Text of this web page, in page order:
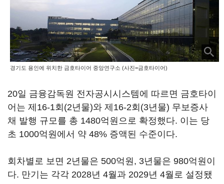
경기도 용인에 위치한 금호타이어 중앙연구소 (사진=금호타이어)
20일 금융감독원 전자공시시스템에 따르면 금호타이
어는 제16-1회(2년물)와 제16-2회(3년물) 무보증사
채 발행 규모를 총 1480억원으로 확정했다. 이는 당
초 1000억원에서 약 48% 증액된 수준이다.
회차별로 보면 2년물은 500억원, 3년물은 980억원이
다. 만기는 각각 2028년 4월과 2029년 4월로 설정됐